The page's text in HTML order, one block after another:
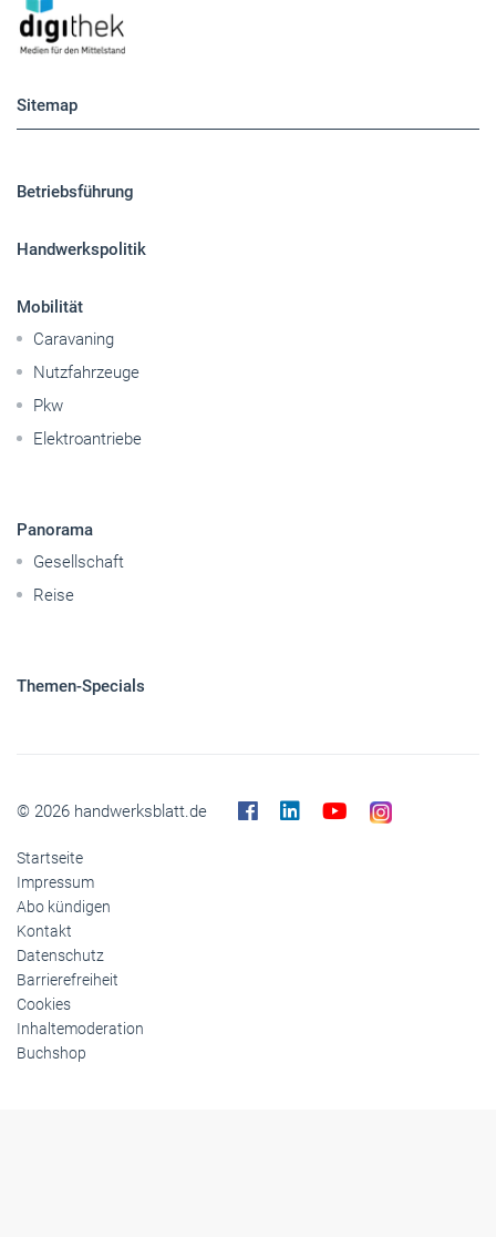
Sitemap
Betriebsführung
Handwerkspolitik
Mobilität
Caravaning
Nutzfahrzeuge
Pkw
Elektroantriebe
Panorama
Gesellschaft
Reise
Themen-Specials
© 2026 handwerksblatt.de
Startseite
Impressum
Abo kündigen
Kontakt
Datenschutz
Barrierefreiheit
Cookies
Inhaltemoderation
Buchshop